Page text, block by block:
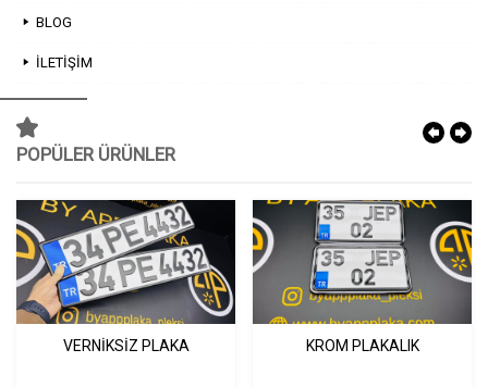
BLOG
İLETIŞIM
POPÜLER ÜRÜNLER
VERNIKSIZ PLAKA KROM PLAKALIK